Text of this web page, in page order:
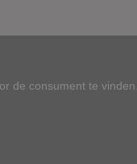
de consument te